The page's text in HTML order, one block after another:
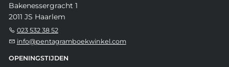
Bakenessergracht 1
2011 JS Haarlem
023 532 38 52
info@pentagramboekwinkel.com
OPENINGSTIJDEN